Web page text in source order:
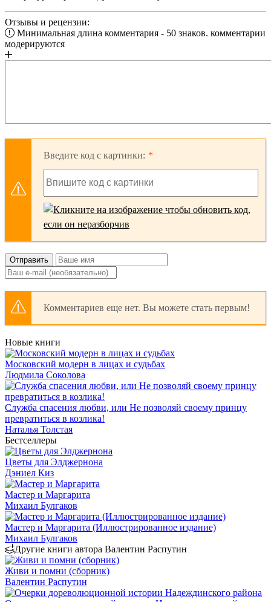
Отзывы и рецензии:
Минимальная длина комментария - 50 знаков. комментарии
модерируются
Введите код с картинки:
Отправить
Комментариев еще нет. Вы можете стать первым!
Новые книги
Московский модерн в лицах и судьбах
Людмила Соколова
Служба спасения любви, или Не позволяй своему принцу
превратиться в козлика!
Наталья Толстая
Бестселлеры
Цветы для Элджернона
Дэниел Киз
Мастер и Маргарита
Михаил Булгаков
Мастер и Маргарита (Иллюстрированное издание)
Михаил Булгаков
Другие книги автора Валентин Распутин
Живи и помни (сборник)
Валентин Распутин